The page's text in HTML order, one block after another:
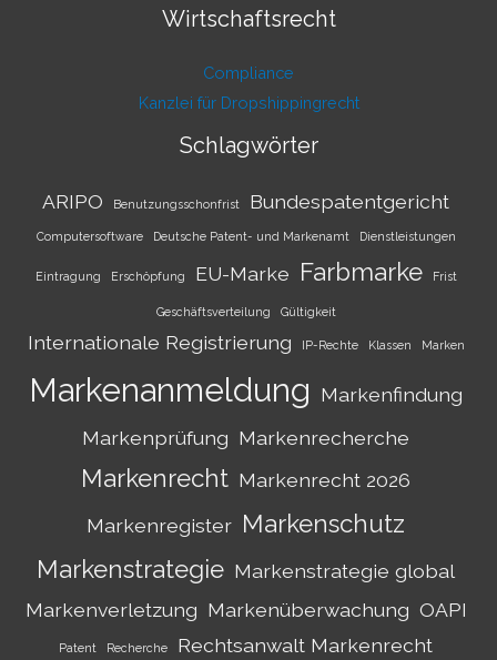
Wirtschaftsrecht
Compliance
Kanzlei für Dropshippingrecht
Schlagwörter
ARIPO Benutzungsschonfrist Bundespatentgericht
Computersoftware Deutsche Patent- und Markenamt Dienstleistungen
Eintragung Erschöpfung EU-Marke Farbmarke Frist
Geschäftsverteilung Gültigkeit
Internationale Registrierung IP-Rechte Klassen Marken
Markenanmeldung Markenfindung
Markenprüfung Markenrecherche
Markenrecht Markenrecht 2026
Markenregister Markenschutz
Markenstrategie Markenstrategie global
Markenverletzung Markenüberwachung OAPI
Patent Recherche Rechtsanwalt Markenrecht